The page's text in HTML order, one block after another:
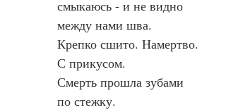
смыкаюсь - и не видно
между нами шва.
Крепко сшито. Намертво.
С прикусом.
Смерть прошла зубами
по стежку.